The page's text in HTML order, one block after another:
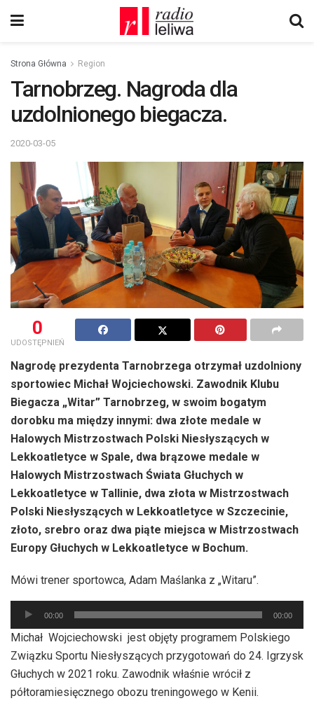
Strona Główna Region
Tarnobrzeg. Nagroda dla
uzdolnionego biegacza.
2020-03-05
0
UDOSTĘPNIEŃ
Nagrodę prezydenta Tarnobrzega otrzymał uzdolniony
sportowiec Michał Wojciechowski. Zawodnik Klubu
Biegacza „Witar” Tarnobrzeg, w swoim bogatym
dorobku ma między innymi: dwa złote medale w
Halowych Mistrzostwach Polski Niesłyszących w
Lekkoatletyce w Spale, dwa brązowe medale w
Halowych Mistrzostwach Świata Głuchych w
Lekkoatletyce w Tallinie, dwa złota w Mistrzostwach
Polski Niesłyszących w Lekkoatletyce w Szczecinie,
złoto, srebro oraz dwa piąte miejsca w Mistrzostwach
Europy Głuchych w Lekkoatletyce w Bochum.
Mówi trener sportowca, Adam Maślanka z „Witaru”.
Odtwarzacz
plików
dźwiękowych
00:00 00:00
Michał Wojciechowski jest objęty programem Polskiego
Związku Sportu Niesłyszących przygotowań do 24. Igrzysk
Głuchych w 2021 roku. Zawodnik właśnie wrócił z
półtoramiesięcznego obozu treningowego w Kenii.